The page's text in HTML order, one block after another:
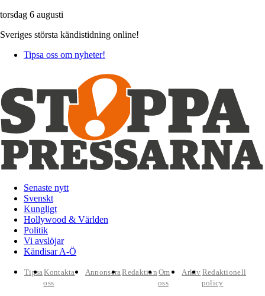
torsdag 6 augusti
Sveriges största kändistidning online!
Tipsa oss om nyheter!
Senaste nytt
Svenskt
Kungligt
Hollywood & Världen
Politik
Vi avslöjar
Kändisar A-Ö
TipsaKontakta
oss
AnnonseraRedaktion Om
oss
Arkiv Redaktionell
policy